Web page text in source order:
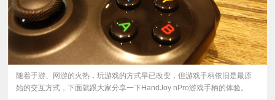
随着手游、网游的火热，玩游戏的方式早已改变，但游戏手柄依旧是最原
始的交互方式，下面就跟大家分享一下HandJoy nPro游戏手柄的体验。